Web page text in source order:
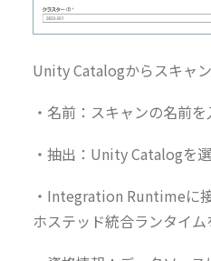
Unity Catalogからスキャ
・名前：スキャンの名前を
・抽出：Unity Catalogを選
・Integration Runtimeに
ホステッド統合ランタイム